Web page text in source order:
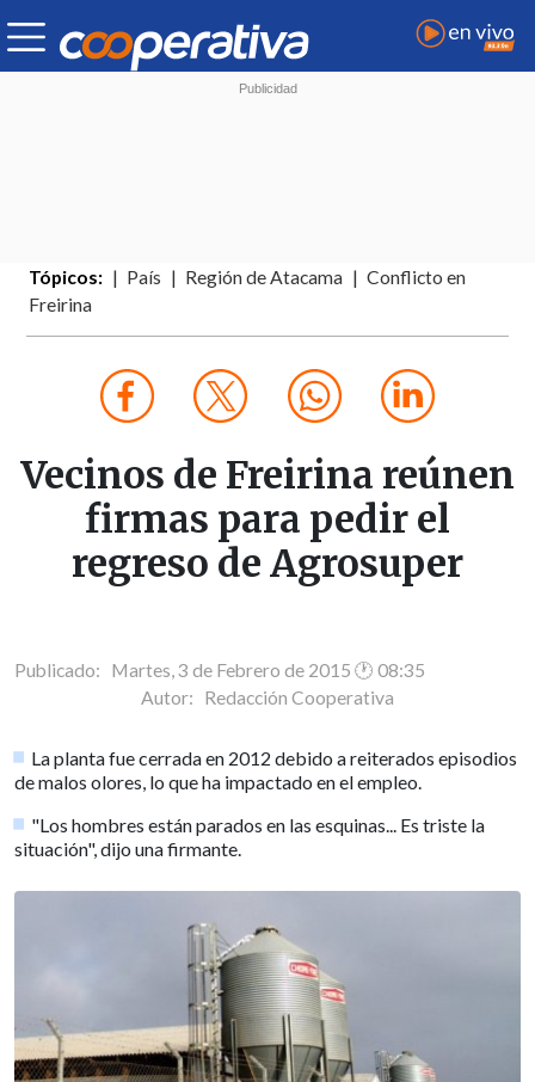
Tópicos: País Región de Atacama
Conflicto en
Freirina
Vecinos de Freirina reúnen
firmas para pedir el
regreso de Agrosuper
Publicado: Martes, 3 de Febrero de 2015 🕐 08:35
Autor: Redacción Cooperativa
La planta fue cerrada en 2012 debido a reiterados episodios
de malos olores, lo que ha impactado en el empleo.
"Los hombres están parados en las esquinas... Es triste la
situación", dijo una firmante.